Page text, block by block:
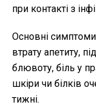
при контакті з
Основні
втрату апетиту,
блювоту, біль у
шкіри чи білків
тижні.